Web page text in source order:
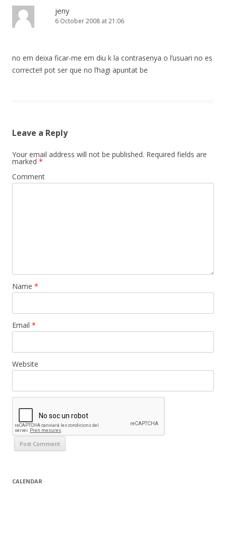
jeny
6 October 2008 at 21:06
no em deixa ficar-me em diu k la contrasenya o l’usuari no es
correcte!! pot ser que no l’hagi apuntat be
Leave a Reply
Your email address will not be published. Required fields are
marked *
Comment
Name *
Email *
Website
CALENDAR